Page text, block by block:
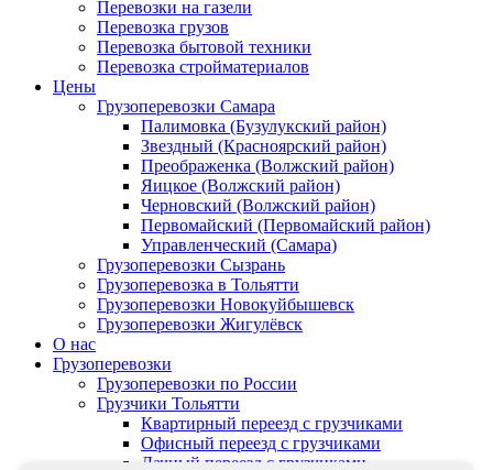
Перевозки на газели
Перевозка грузов
Перевозка бытовой техники
Перевозка стройматериалов
Цены
Грузоперевозки Самара
Палимовка (Бузулукский район)
Звездный (Красноярский район)
Преображенка (Волжский район)
Яицкое (Волжский район)
Черновский (Волжский район)
Первомайский (Первомайский район)
Управленческий (Самара)
Грузоперевозки Сызрань
Грузоперевозка в Тольятти
Грузоперевозки Новокуйбышевск
Грузоперевозки Жигулёвск
О нас
Грузоперевозки
Грузоперевозки по России
Грузчики Тольятти
Квартирный переезд с грузчиками
Офисный переезд с грузчиками
Дачный переезд с грузчиками